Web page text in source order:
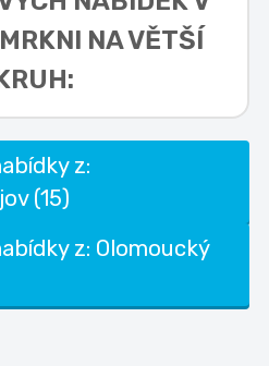
NA VĚTŠÍ
z:
(15)
z: Olomoucký